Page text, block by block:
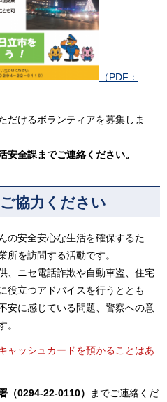
（PDF：
だけるボランティアを募集しま
安全課までご連絡ください。
協力ください
の安全安心な生活を確保するた
所を訪問する活動です。
、ニセ電話詐欺や自動車盗、住宅
役立つアドバイスを行うととも
安に感じている問題、警察への意
。
ャッシュカードを預かることはあ
（0294-22-0110）
までご連絡くだ